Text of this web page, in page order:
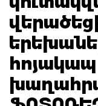
հոյակապ